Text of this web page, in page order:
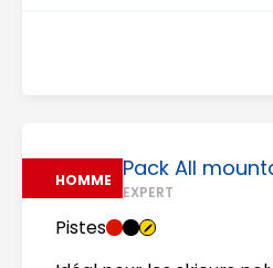
HOMME Pack All
EXPERT
Pistes